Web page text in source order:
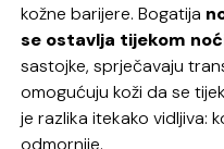
kožne barijere. Bogatija
se ostavlja tijekom
sastojke, sprječavaju
omogućuju koži da se
je razlika itekako vidljiva:
odmornije.